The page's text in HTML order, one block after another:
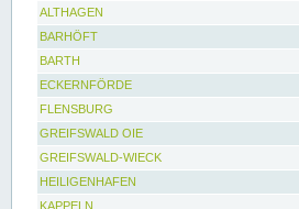
ALTHAGEN
BARHÖFT
BARTH
ECKERNFÖRDE
FLENSBURG
GREIFSWALD OIE
GREIFSWALD-WIECK
HEILIGENHAFEN
KAPPELN